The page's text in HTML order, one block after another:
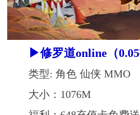
▶修罗道online（0.05
类型: 角色 仙侠 MMO
大小：1076M